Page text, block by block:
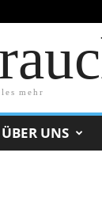
mehr
ÜBER UNS